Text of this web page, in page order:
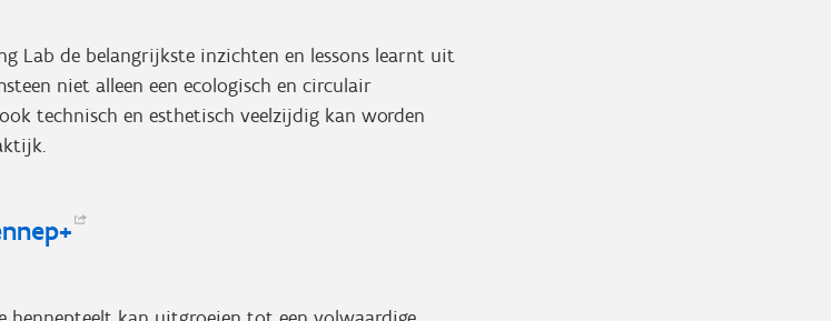
Lab de belangrijkste inzichten en lessons learnt uit
niet alleen een ecologisch en circulair
technisch en esthetisch veelzijdig kan worden